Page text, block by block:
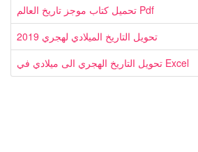
تحميل كتاب موجز تاريخ العالم Pdf
تحويل التاريخ الميلادي لهجري 2019
تحويل التاريخ الهجري الى ميلادي في Excel